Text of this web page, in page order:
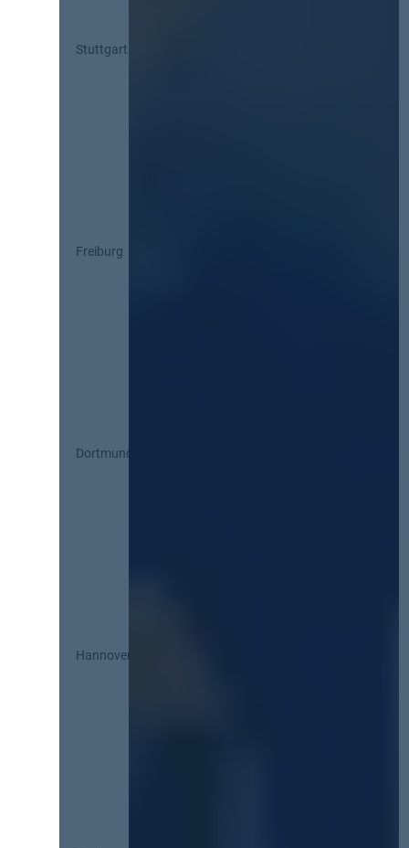
Stuttgart
Freiburg
Dortmund
Hannover